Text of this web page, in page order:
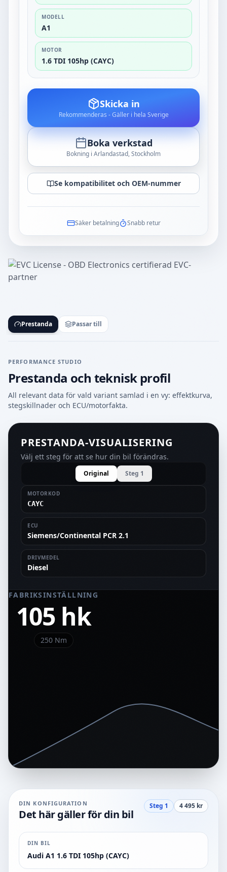
MODELL
A1
MOTOR
1.6 TDI 105hp (CAYC)
Skicka in
Rekommenderas - Gäller i hela Sverige
Boka verkstad
Bokning i Arlandastad, Stockholm
Se kompatibilitet och OEM-nummer
Säker betalning Snabb retur
Prestanda Passar till
PERFORMANCE STUDIO
Prestanda och teknisk profil
All relevant data för vald variant samlad i en vy: effektkurva,
stegskillnader och ECU/motorfakta.
PRESTANDA-VISUALISERING
Välj ett steg för att se hur din bil förändras.
Original Steg 1
MOTORKOD
CAYC
ECU
Siemens/Continental PCR 2.1
DRIVMEDEL
Diesel
FABRIKSINSTÄLLNING
105 hk
250Nm
DIN KONFIGURATION
Det här gäller för din bil
Steg 1 4 495 kr
DIN BIL
Audi A1 1.6 TDI 105hp (CAYC)